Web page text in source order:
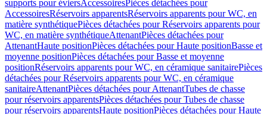
supports pour éviersAccessoiresPièces détachées pour
AccessoiresRéservoirs apparentsRéservoirs apparents pour WC, en
matière synthétiquePièces détachées pour Réservoirs apparents pour
WC, en matière synthétiqueAttenantPièces détachées pour
AttenantHaute positionPièces détachées pour Haute positionBasse et
moyenne positionPièces détachées pour Basse et moyenne
positionRéservoirs apparents pour WC, en céramique sanitairePièces
détachées pour Réservoirs apparents pour WC, en céramique
sanitaireAttenantPièces détachées pour AttenantTubes de chasse
pour réservoirs apparentsPièces détachées pour Tubes de chasse
pour réservoirs apparentsHaute positionPièces détachées pour Haute